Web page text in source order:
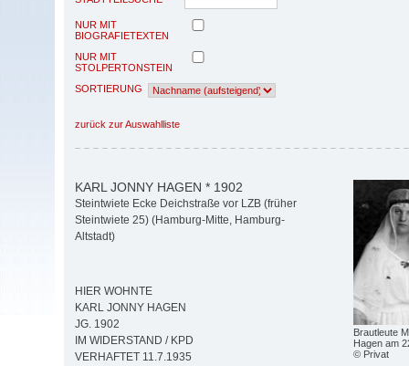
NUR MIT
BIOGRAFIETEXTEN
NUR MIT
STOLPERTONSTEIN
SORTIERUNG
zurück zur Auswahlliste
Brautleute
Hagen am
© Privat
KARL JONNY HAGEN * 1902
Steintwiete Ecke Deichstraße vor LZB (früher
Steintwiete 25) (Hamburg-Mitte, Hamburg-
Altstadt)
HIER WOHNTE
KARL JONNY HAGEN
JG. 1902
IM WIDERSTAND / KPD
VERHAFTET 11.7.1935